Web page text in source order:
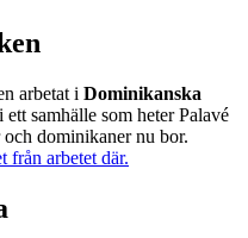
arbetat i Dominikanska
samhälle som heter Palavé
dominikaner nu bor.
från arbetet där.